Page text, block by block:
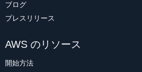
ブログ
プレスリリース
AWS のリソース
開始方法